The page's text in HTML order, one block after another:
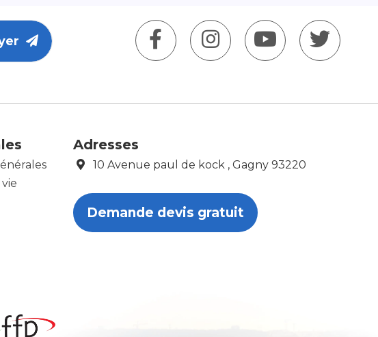
Adresses
10 Avenue paul de kock , Gagny 93220
Demande devis gratuit